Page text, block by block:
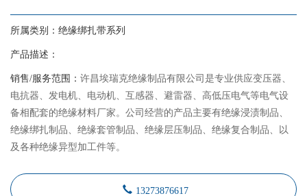
所属类别： 绝缘绑扎带系列
产品描述：
销售/服务范围： 许昌埃瑞克绝缘制品有限公司是专业供应变压器、
电抗器、发电机、电动机、互感器、避雷器、高低压电气等电气设
备相配套的绝缘材料厂家。公司经营的产品主要有绝缘浸渍制品、
绝缘绑扎制品、绝缘套管制品、绝缘层压制品、绝缘复合制品、以
及各种绝缘异型加工件等。
13273876617